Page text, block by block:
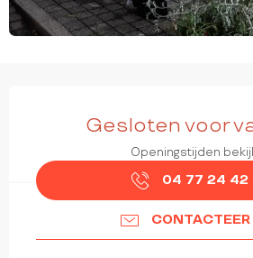
Gesloten voor
Openingstijden
04 77 24 42
CONTACTEER